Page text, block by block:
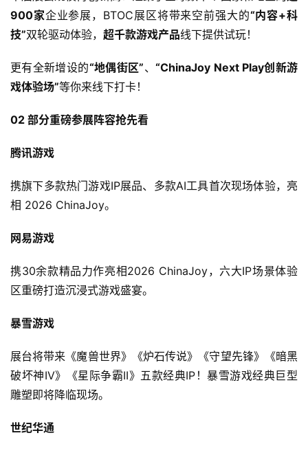
页
游
茶
原
900家企业参展，BTOC展区将带来空前强大的“内容+科
技”双轮驱动体验， 超千款游戏产品线下提供试玩！
更有全新增设的“地偶街区”、“ChinaJoy Next Play创新游
戏体验场”等你来线下打卡！
02 部分重磅参展阵容抢先看
腾讯游戏
携旗下多款热门游戏IP展品、多款AI工具首次现场体验，亮
相 2026 ChinaJoy。
网易游戏
携30余款精品力作亮相2026 ChinaJoy，六大IP场景体验
区重磅打造沉浸式游戏盛宴。
暴雪游戏
展台将带来《魔兽世界》《炉石传说》《守望先锋》《暗黑
破坏神IV》《星际争霸II》五款经典IP！暴雪游戏经典巨型
雕塑即将降临现场。
世纪华通